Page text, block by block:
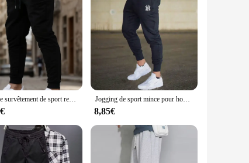
support make them an excellent choice for retailers
are for sale at competitive prices, ensuring that
Viser de survêtement de sport respirants pour hommes et femmes, joggeurs de course à pied, pantalons de fitness, mode décontractée, survêtements d'entraînement, été Jogging de sport mince pour hommes, pantalons de survêtement, pantalons de survêtement, vêtements de fitness, streetwear Harajuku, été, décontracté, FJD, nouveau
8,85€